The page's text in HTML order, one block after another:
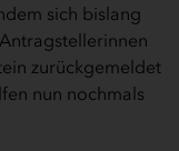
sich bislang
zurückgemeldet
nun nochmals